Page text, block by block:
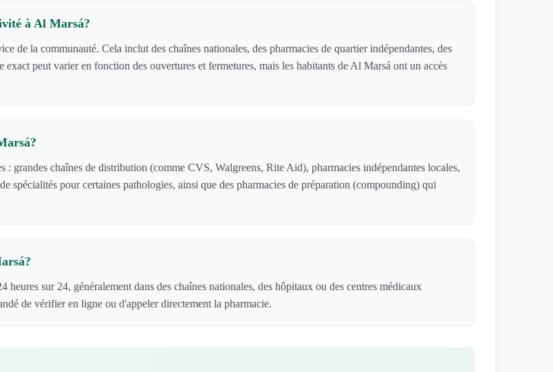
à Al Marsá?
de la communauté. Cela inclut des chaînes nationales, des pharmacies de quartier indépendantes, des
exact peut varier en fonction des ouvertures et fermetures, mais les habitants de Al Marsá ont un accès
grandes chaînes de distribution (comme CVS, Walgreens, Rite Aid), pharmacies indépendantes locales,
spécialités pour certaines pathologies, ainsi que des pharmacies de préparation (compounding) qui
sur 24, généralement dans des chaînes nationales, des hôpitaux ou des centres médicaux
de vérifier en ligne ou d'appeler directement la pharmacie.